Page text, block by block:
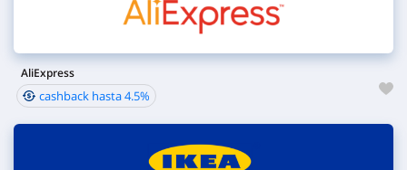
AliExpress
cashback hasta 4.5%